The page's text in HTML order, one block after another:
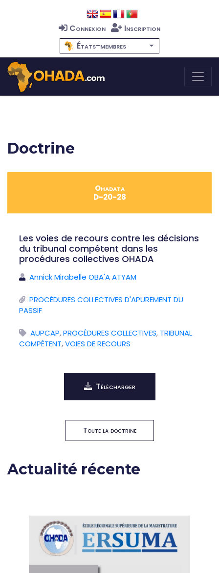
Connexion
Inscription
États-membres
Doctrine
Ohadata
D-20-28
Les voies de recours contre les décisions
du tribunal compétent dans les
procédures collectives OHADA
Annick Mirabelle OBA'A ATYAM
PROCÉDURES COLLECTIVES D'APUREMENT DU
PASSIF
AUPCAP,PROCÉDURES COLLECTIVES, TRIBUNAL
COMPÉTENT,VOIES DE RECOURS
Télécharger
Toute la doctrine
Actualité récente